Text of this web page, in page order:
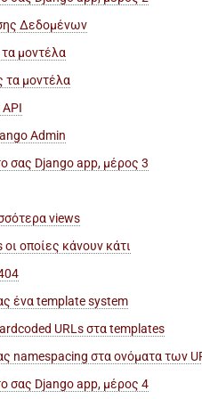
Δεδομένων
μοντέλα
τα μοντέλα
Admin
σας Django app, μέρος 3
views
οποίες κάνουν κάτι
ένα template system
URLs στα templates
namespacing στα ονόματα των
σας Django app, μέρος 4